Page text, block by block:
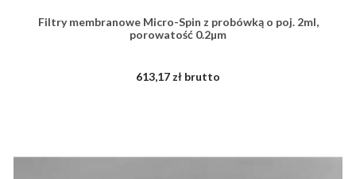
Filtry membranowe Micro-Spin z probówką o poj. 2ml,
porowatość 0.2µm
613,17 zł brutto